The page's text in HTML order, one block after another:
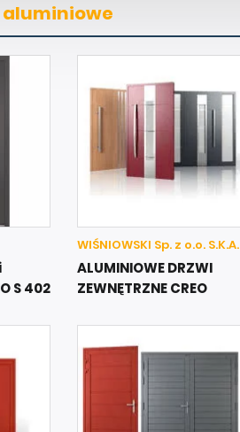
aluminiowe
S 402
WIŚNIOWSKI Sp. z o.o. S.K.A.
ALUMINIOWE DRZWI
ZEWNĘTRZNE CREO